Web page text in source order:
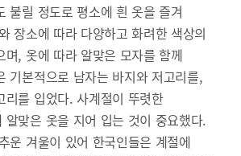
불릴 정도로 평소에 흰 옷을 즐겨
장소에 따라 다양하고 화려한 색상의
며, 옷에 따라 알맞은 모자를 함께
기본적으로 남자는 바지와 저고리를,
리를 입었다. 사계절이 뚜렷한
알맞은 옷을 지어 입는 것이 중요했다.
운 겨울이 있어 한국인들은 계절에